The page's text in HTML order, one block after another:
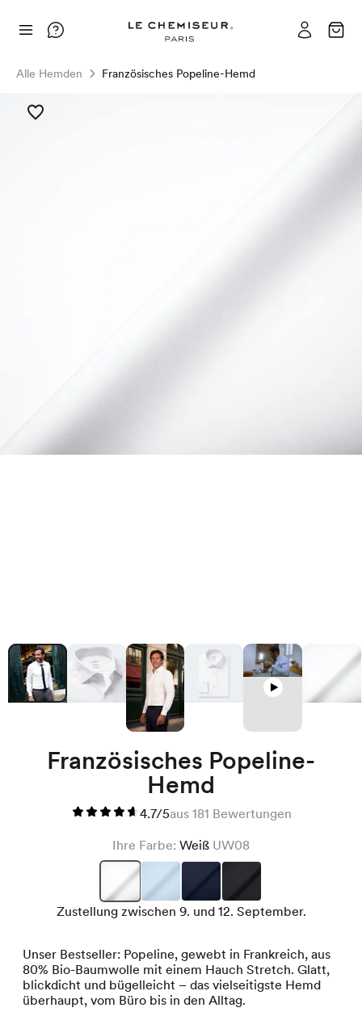
Alle Hemden Französisches Popeline-Hemd
Französisches Popeline-
Hemd
4.7/5aus 181 Bewertungen
Ihre Farbe: Weiß UW08
Zustellung zwischen 9. und 12. September.
Unser Bestseller: Popeline, gewebt in Frankreich, aus
80% Bio-Baumwolle mit einem Hauch Stretch. Glatt,
blickdicht und bügelleicht – das vielseitigste Hemd
überhaupt, vom Büro bis in den Alltag.